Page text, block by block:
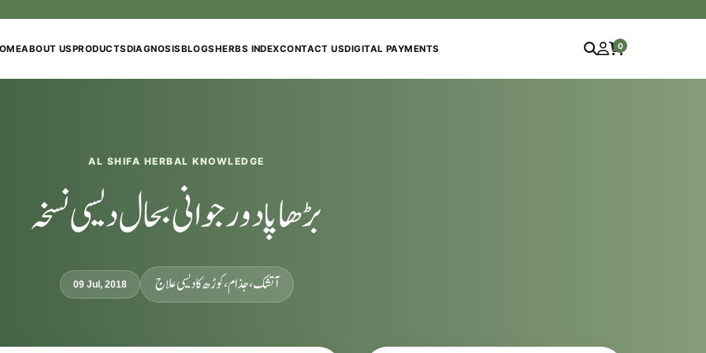
ABOUT USPRODUCTSDIAGNOSISBLOGSHERBS INDEXCONTACT USDIGITAL PAYMENTS 0
AL SHIFA HERBAL KNOWLEDGE
بڑھاپا دور جوانی بحال دیسی نسخہ
09 Jul, 2018 آتشک ،جذام، کوڑھ کا دیسی علاج